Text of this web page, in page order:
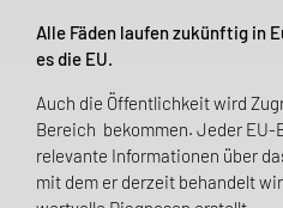
Alle Fäden laufen zukünftig in
es die EU.
Auch die Öffentlichkeit wird
Bereich bekommen. Jeder EU-
relevante Informationen über
mit dem er derzeit behandelt